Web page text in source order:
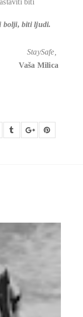
bolji, biti ljudi.
StaySafe,
Vaša Milica